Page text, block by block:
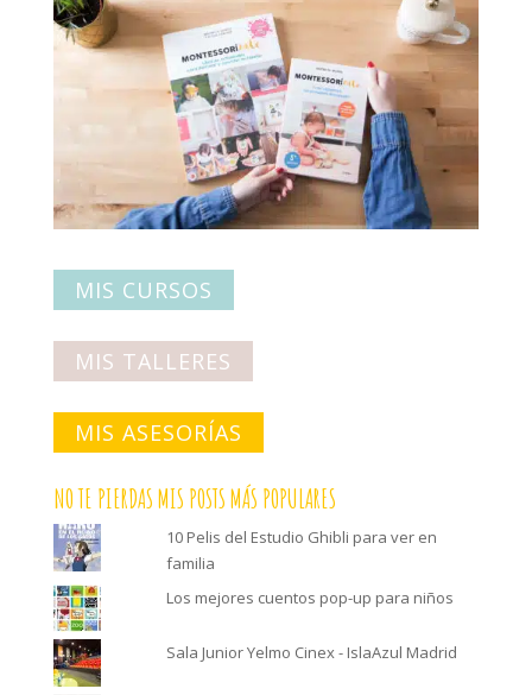
MIS CURSOS
MIS TALLERES
MIS ASESORÍAS
NO TE PIERDAS MIS POSTS MÁS POPULARES
10 Pelis del Estudio Ghibli para ver en
familia
Los mejores cuentos pop-up para niños
Sala Junior Yelmo Cinex - IslaAzul Madrid